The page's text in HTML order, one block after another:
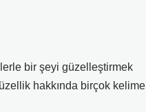
bir şeyi güzelleştirmek
hakkında birçok kelime